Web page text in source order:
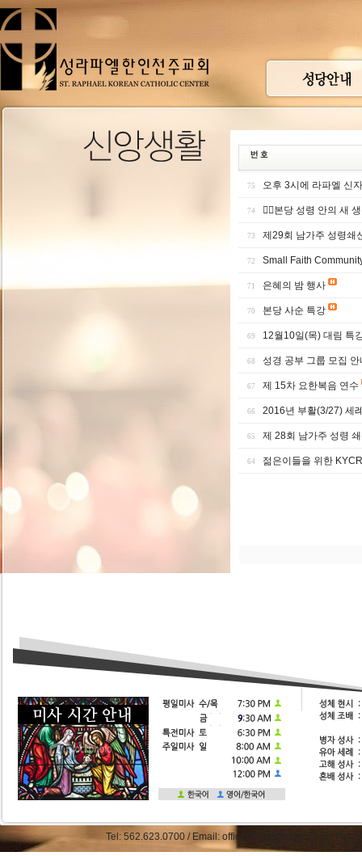
75 오후 3시에 라파엘 신
74 본당 성령 안의 새
73 제29회 남가주 성령쇄
72 Small Faith
71 은혜의 밤 행사
70 본당 사순 특강
69 12월10일(목) 대림 특
68 성경 공부 그룹 모집 안
67 제 15차 요한복음 연수
66 2016년 부활(3/27) 세
65 제 28회 남가주 성령
64 젊은이들을 위한
Tel: 562.623.0700 / Email: office@straphaelkcc.org /